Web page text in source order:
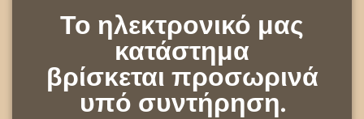
Το ηλεκτρονικό μας
κατάστημα
βρίσκεται προσωρινά
υπό συντήρηση.